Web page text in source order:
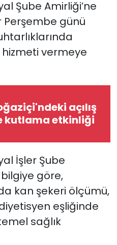
Şube Amirliği’ne
Perşembe günü
vermeye
açılış
kutlama etkinliği
İşler Şube
göre,
kan şekeri ölçümü,
eşliğinde
sağlık